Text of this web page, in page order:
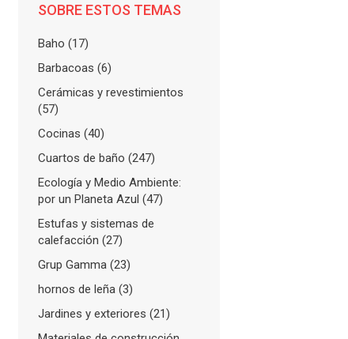
FLARE
SOBRE ESTOS TEMAS
Baho (17)
Barbacoas (6)
Cerámicas y revestimientos
(57)
Cocinas (40)
Cuartos de baño (247)
Ecología y Medio Ambiente:
por un Planeta Azul (47)
Estufas y sistemas de
calefacción (27)
Grup Gamma (23)
hornos de leña (3)
Jardines y exteriores (21)